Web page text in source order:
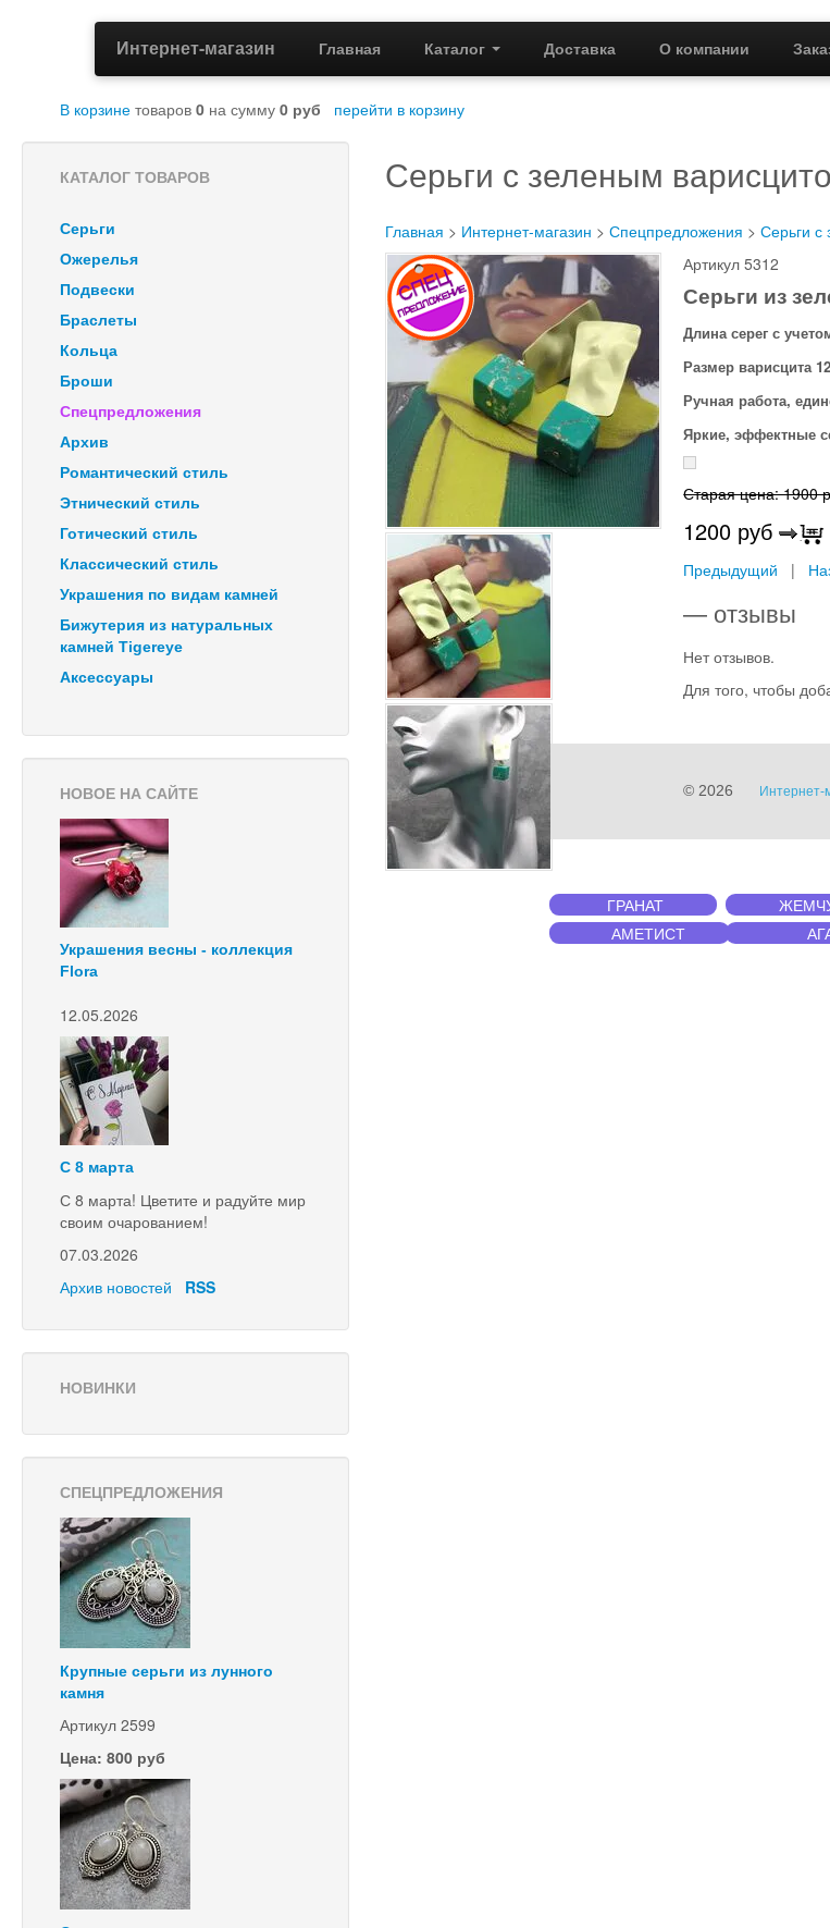
Интернет-магазин Главная Каталог Доставка О компании
В корзине товаров 0 на сумму 0 руб перейти в корзину
КАТАЛОГ ТОВАРОВ
Серьги
Ожерелья
Подвески
Браслеты
Кольца
Броши
Спецпредложения
Архив
Романтический стиль
Этнический стиль
Готический стиль
Классический стиль
Украшения по видам камней
Бижутерия из натуральных
камней Tigereye
Аксессуары
НОВОЕ НА САЙТЕ
Украшения весны - коллекция
Flora
12.05.2026
С 8 марта
С 8 марта! Цветите и радуйте мир
своим очарованием!
07.03.2026
Архив новостей
RSS
НОВИНКИ
СПЕЦПРЕДЛОЖЕНИЯ
Крупные серьги из лунного
камня
Артикул 2599
Цена: 800 руб
Серьги с зеленым
Главная > Интернет-магазин >Спецпредложения >Серьги с
Артикул 5312
Серьги из
Длина серег с
Размер варисцита
Ручная работа,
Яркие, эффектные
Старая цена: 1900
1200 руб
Предыдущий |
— отзывы
Нет отзывов.
Для того, чтобы
© 2026 Интернет-
ГРАНАТ
АМЕТИСТ